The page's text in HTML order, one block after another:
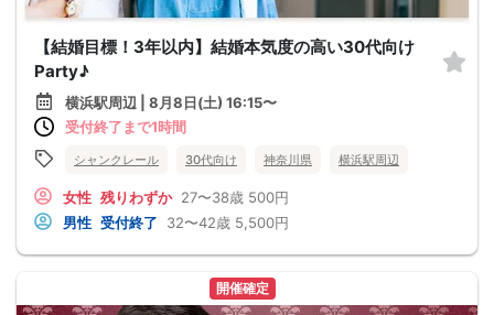
【結婚目標！3年以内】結婚本気度の高い30代向け
Party♪
横浜駅周辺 | 8月8日(土) 16:15〜
受付終了まで1時間
シャンクレール 30代向け 神奈川県 横浜駅周辺
女性 残りわずか 27〜38歳 500円
男性 受付終了 32〜42歳 5,500円
開催確定